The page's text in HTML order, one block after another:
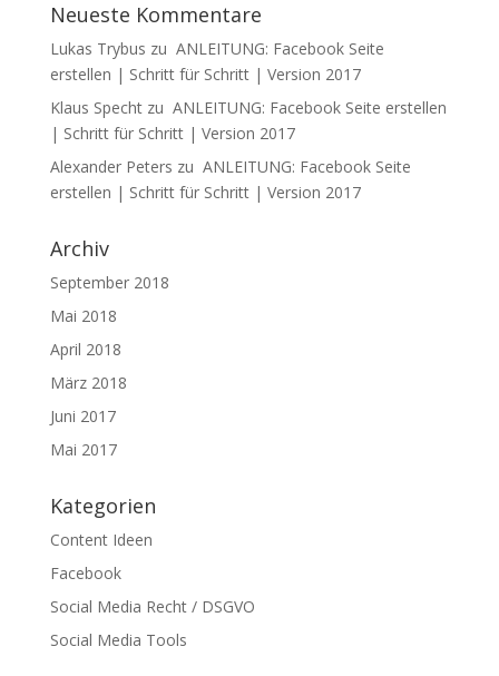
Neueste Kommentare
Lukas Trybus zu ANLEITUNG: Facebook Seite
erstellen | Schritt für Schritt | Version 2017
Klaus Spechtzu ANLEITUNG: Facebook Seite erstellen
| Schritt für Schritt | Version 2017
Alexander Peters zu ANLEITUNG: Facebook Seite
erstellen | Schritt für Schritt | Version 2017
Archiv
September 2018
Mai 2018
April 2018
März 2018
Juni 2017
Mai 2017
Kategorien
Content Ideen
Facebook
Social Media Recht / DSGVO
Social Media Tools